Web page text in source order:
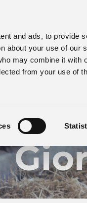
and ads, to provide
about your use of our
may combine it with
from your use of
I nostri